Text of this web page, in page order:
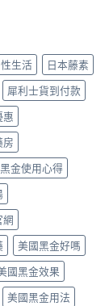
性生活
日本藤素
犀利士貨到付款
惠
房
金使用心得
網
美國黑金好嗎
國黑金效果
美國黑金用法